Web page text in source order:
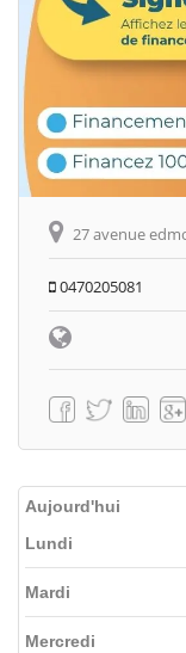
27 avenue
0470205081
Aujourd'hui
Lundi
Mardi
Mercredi